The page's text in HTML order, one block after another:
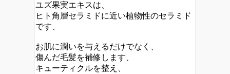
ユズ果実エキスは、
ヒト角層セラミドに近い植物性のセラミド
です、
お肌に潤いを与えるだけでなく、
傷んだ毛髪を補修します、
キューティクルを整え、